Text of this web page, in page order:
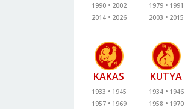
1990
2002
2014
2026
1979
1991
2003
2015
KAKAS
1933
1945
1957
1969
KUTYA
1934
1946
1958
1970